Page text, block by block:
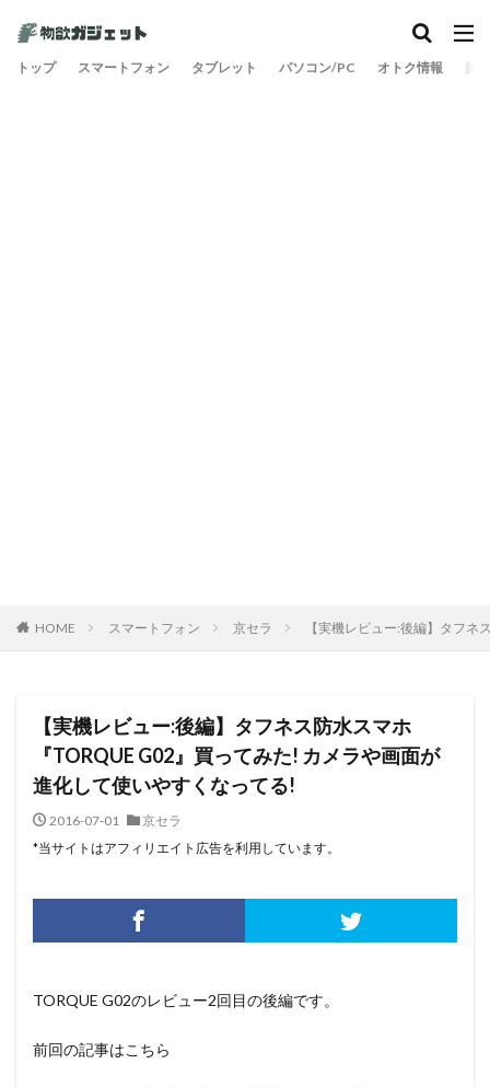
トップ スマートフォン タブレット パソコン/PC オトク情報 旅
HOME スマートフォン 京セラ 【実機レビュー:後編】タフ
【実機レビュー:後編】タフネス防水スマホ
『TORQUE G02』買ってみた! カメラや画面が
進化して使いやすくなってる!
2016-07-01
京セラ
*当サイトはアフィリエイト広告を利用しています。
TORQUE G02のレビュー2回目の後編です。
前回の記事はこちら